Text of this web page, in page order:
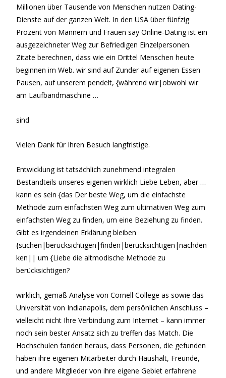
Millionen über Tausende von Menschen nutzen Dating-
Dienste auf der ganzen Welt. In den USA über fünfzig
Prozent von Männern und Frauen say Online-Dating ist ein
ausgezeichneter Weg zur Befriedigen Einzelpersonen.
Zitate berechnen, dass wie ein Drittel Menschen heute
beginnen im Web. wir sind auf Zunder auf eigenen Essen
Pausen, auf unserem pendelt, {während wir|obwohl wir
am Laufbandmaschine …
sind
Vielen Dank für Ihren Besuch langfristige.
Entwicklung ist tatsächlich zunehmend integralen
Bestandteils unseres eigenen wirklich Liebe Leben, aber …
kann es sein {das Der beste Weg, um die einfachste
Methode zum einfachsten Weg zum ultimativen Weg zum
einfachsten Weg zu finden, um eine Beziehung zu finden.
Gibt es irgendeinen Erklärung bleiben
{suchen|berücksichtigen|finden|berücksichtigen|nachden
ken|| um {Liebe die altmodische Methode zu
berücksichtigen?
wirklich, gemäß Analyse von Cornell College as sowie das
Universität von Indianapolis, dem persönlichen Anschluss –
vielleicht nicht Ihre Verbindung zum Internet – kann immer
noch sein bester Ansatz sich zu treffen das Match. Die
Hochschulen fanden heraus, dass Personen, die gefunden
haben ihre eigenen Mitarbeiter durch Haushalt, Freunde,
und andere Mitglieder von ihre eigene Gebiet erfahrene